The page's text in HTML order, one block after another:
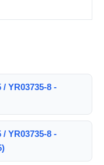
YR03735-8 -
YR03735-8 -